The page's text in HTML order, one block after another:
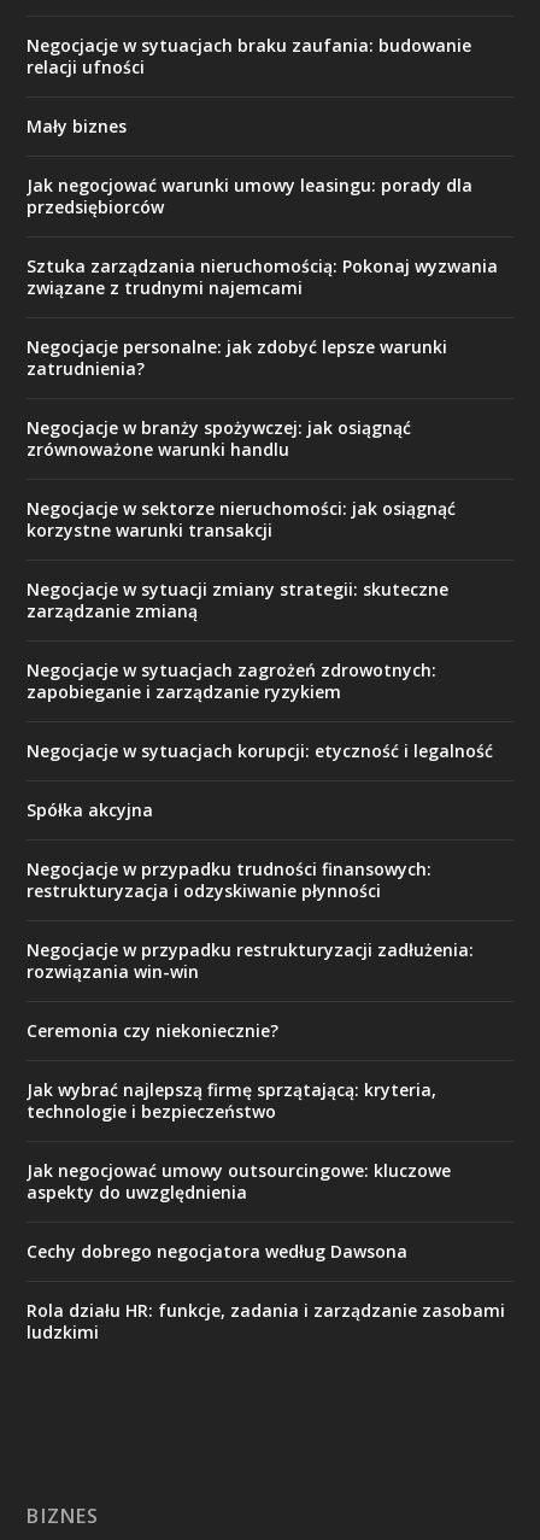
Negocjacje w sytuacjach braku zaufania: budowanie
relacji ufności
Mały biznes
Jak negocjować warunki umowy leasingu: porady dla
przedsiębiorców
Sztuka zarządzania nieruchomością: Pokonaj wyzwania
związane z trudnymi najemcami
Negocjacje personalne: jak zdobyć lepsze warunki
zatrudnienia?
Negocjacje w branży spożywczej: jak osiągnąć
zrównoważone warunki handlu
Negocjacje w sektorze nieruchomości: jak osiągnąć
korzystne warunki transakcji
Negocjacje w sytuacji zmiany strategii: skuteczne
zarządzanie zmianą
Negocjacje w sytuacjach zagrożeń zdrowotnych:
zapobieganie i zarządzanie ryzykiem
Negocjacje w sytuacjach korupcji: etyczność i legalność
Spółka akcyjna
Negocjacje w przypadku trudności finansowych:
restrukturyzacja i odzyskiwanie płynności
Negocjacje w przypadku restrukturyzacji zadłużenia:
rozwiązania win-win
Ceremonia czy niekoniecznie?
Jak wybrać najlepszą firmę sprzątającą: kryteria,
technologie i bezpieczeństwo
Jak negocjować umowy outsourcingowe: kluczowe
aspekty do uwzględnienia
Cechy dobrego negocjatora według Dawsona
Rola działu HR: funkcje, zadania i zarządzanie zasobami
ludzkimi
BIZNES